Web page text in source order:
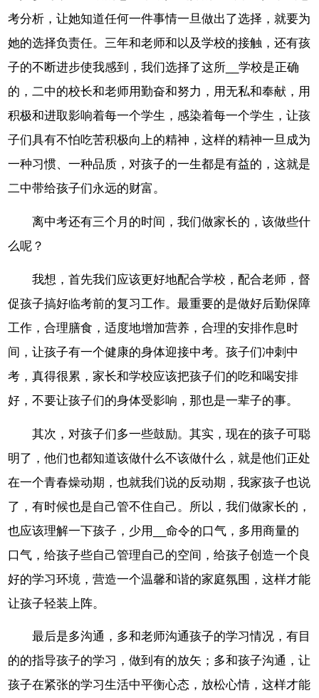
考分析，让她知道任何一件事情一旦做出了选择，就要为
她的选择负责任。三年和老师和以及学校的接触，还有孩
子的不断进步使我感到，我们选择了这所__学校是正确
的，二中的校长和老师用勤奋和努力，用无私和奉献，用
积极和进取影响着每一个学生，感染着每一个学生，让孩
子们具有不怕吃苦积极向上的精神，这样的精神一旦成为
一种习惯、一种品质，对孩子的一生都是有益的，这就是
二中带给孩子们永远的财富。
离中考还有三个月的时间，我们做家长的，该做些什
么呢？
我想，首先我们应该更好地配合学校，配合老师，督
促孩子搞好临考前的复习工作。最重要的是做好后勤保障
工作，合理膳食，适度地增加营养，合理的安排作息时
间，让孩子有一个健康的身体迎接中考。孩子们冲刺中
考，真得很累，家长和学校应该把孩子们的吃和喝安排
好，不要让孩子们的身体受影响，那也是一辈子的事。
其次，对孩子们多一些鼓励。其实，现在的孩子可聪
明了，他们也都知道该做什么不该做什么，就是他们正处
在一个青春燥动期，也就我们说的反动期，我家孩子也说
了，有时候也是自己管不住自己。所以，我们做家长的，
也应该理解一下孩子，少用__命令的口气，多用商量的
口气，给孩子些自己管理自己的空间，给孩子创造一个良
好的学习环境，营造一个温馨和谐的家庭氛围，这样才能
让孩子轻装上阵。
最后是多沟通，多和老师沟通孩子的学习情况，有目
的的指导孩子的学习，做到有的放矢；多和孩子沟通，让
孩子在紧张的学习生活中平衡心态，放松心情，这样才能